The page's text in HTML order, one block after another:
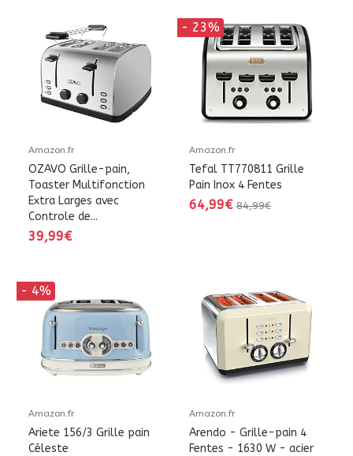
Amazon.fr
OZAVO Grille-pain,
Toaster Multifonction
Extra Larges avec
Controle de...
39,99€
- 23%
Amazon.fr
Tefal TT770811 Grille
Pain Inox 4 Fentes
64,99€ 84,99€
- 4%
Amazon.fr
Ariete 156/3 Grille pain
Céleste
Amazon.fr
Arendo - Grille-pain 4
Fentes - 1630 W - acier